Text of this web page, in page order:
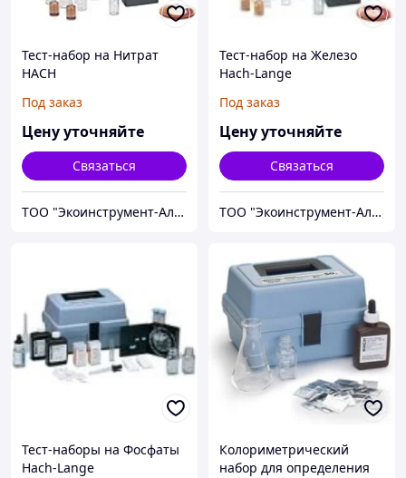
Тест-набор на Нитрат
HACH
Под заказ
Цену уточняйте
Связаться
ТОО "Экоинструмент-Алматы"
Тест-набор на Железо
Hach-Lange
Под заказ
Цену уточняйте
Связаться
ТОО "Экоинструмент-Алматы"
Тест-наборы на Фосфаты
Hach-Lange
Колориметрический
набор для определения